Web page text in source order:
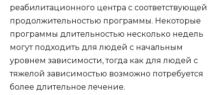
реабилитационного центра с соответствующей
продолжительностью программы. Некоторые
программы длительностью несколько недель
могут подходить для людей с начальным
уровнем зависимости, тогда как для людей с
тяжелой зависимостью возможно потребуется
более длительное лечение.